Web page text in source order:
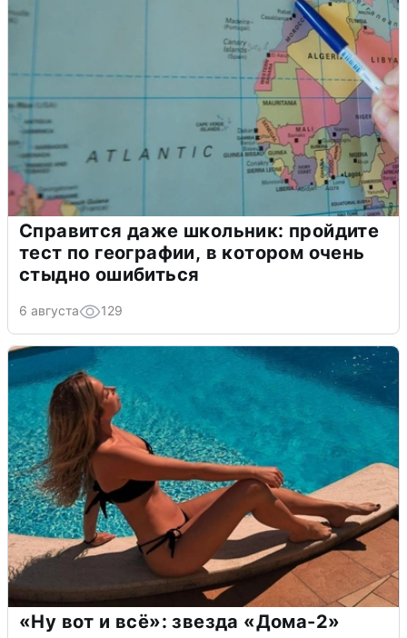
Справится даже школьник: пройдите
тест по географии, в котором очень
стыдно ошибиться
6 августа 129
«Ну вот и всё»: звезда «Дома-2»